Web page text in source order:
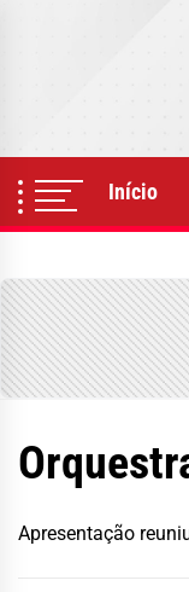
Início
Apresentação